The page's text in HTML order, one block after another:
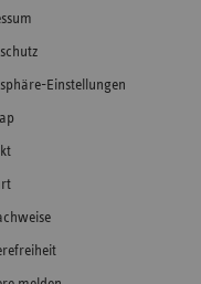
Einstellungen